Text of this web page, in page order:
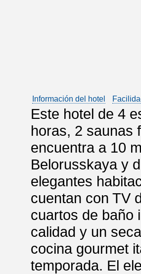
Información del hotel
Este hotel de 4
horas, 2 saunas
encuentra a 10
Belorusskaya y
elegantes
cuentan con TV
cuartos de baño
calidad y un
cocina gourmet
temporada. El